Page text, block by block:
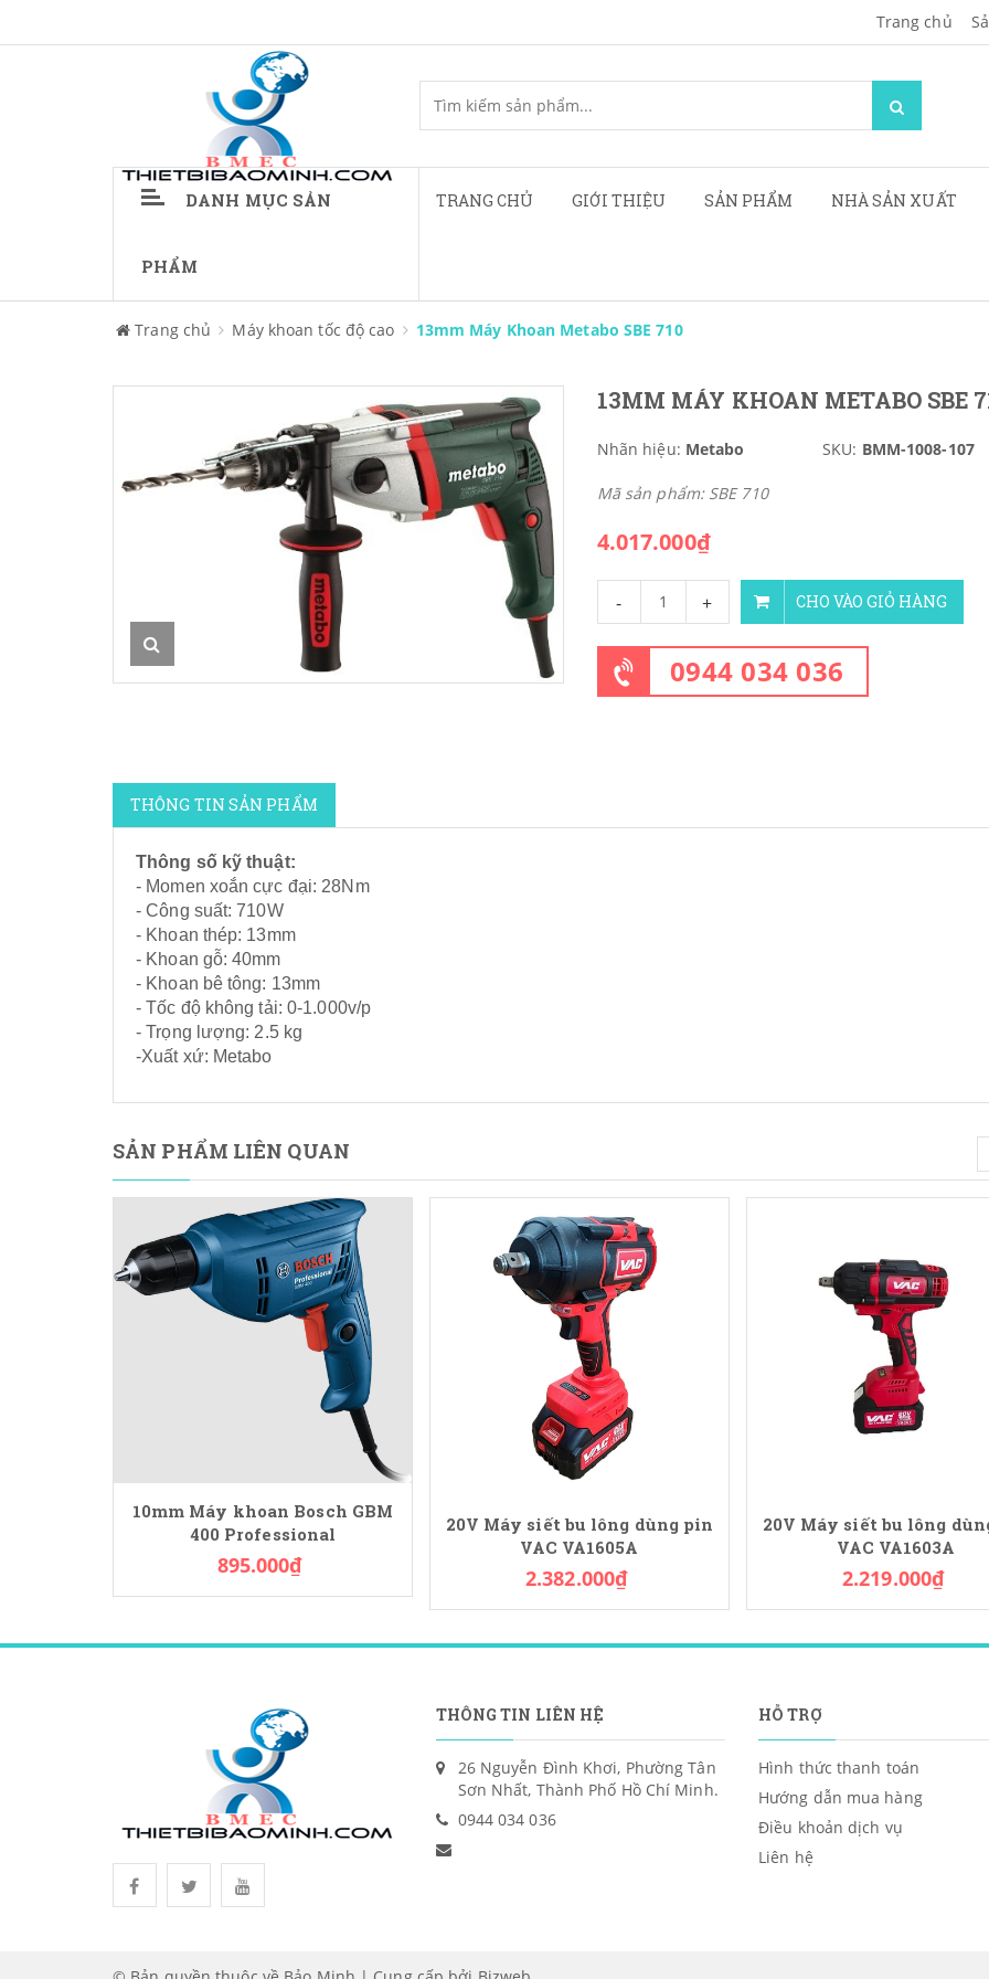
Trang chủ
DANH MỤC SẢN
PHẨM
TRANG CHỦ GIỚI THIỆU SẢN PHẨM NHÀ SẢN XUẤT
Trang chủ Máy khoan tốc độ cao 13mm Máy Khoan Metabo SBE 710
13MM MÁY KHOAN METABO SBE
Nhãn hiệu: Metabo SKU: BMM-1008-107
Mã sản phẩm: SBE 710
4.017.000₫
- + CHO VÀO GIỎ HÀNG
0944 034 036
THÔNG TIN SẢN PHẨM
Thông số kỹ thuật:
- Momen xoắn cực đại: 28Nm
- Công suất: 710W
- Khoan thép: 13mm
- Khoan gỗ: 40mm
- Khoan bê tông: 13mm
- Tốc độ không tải: 0-1.000v/p
- Trọng lượng: 2.5 kg
-Xuất xứ: Metabo
SẢN PHẨM LIÊN QUAN
10mm Máy khoan Bosch GBM
400 Professional
895.000₫
20V Máy siết bu lông dùng pin
VAC VA1605A
2.382.000₫
20V Máy siết bu lông
VAC VA1603A
2.219.000₫
THÔNG TIN LIÊN HỆ
26 Nguyễn Đình Khơi, Phường Tân
Sơn Nhất, Thành Phố Hồ Chí Minh.
0944 034 036
HỖ TRỢ
Hình thức thanh toán
Hướng dẫn mua hàng
Điều khoản dịch vụ
Liên hệ